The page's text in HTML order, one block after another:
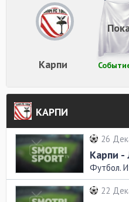
Карпи
КАРПИ
26
Карпи -
Футбол.
22